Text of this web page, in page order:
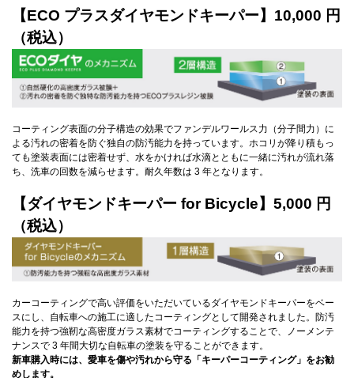
【ECO プラスダイヤモンドキーパー】10,000 円
（税込）
コーティング表面の分子構造の効果でファンデルワールス力（分子間力）に
よる汚れの密着を防ぐ独自の防汚能力を持っています。ホコリが降り積もっ
ても塗装表面には密着せず、水をかければ水滴とともに一緒に汚れが流れ落
ち、洗車の回数を減らせます。耐久年数は 3 年となります。
【ダイヤモンドキーパー for Bicycle】5,000 円
（税込）
カーコーティングで高い評価をいただいているダイヤモンドキーパーをベー
スにし、自転車への施工に適したコーティングとして開発されました。防汚
能力を持つ強靭な高密度ガラス素材でコーティングすることで、ノーメンテ
ナンスで 3 年間大切な自転車の塗装を守ることができます。
新車購入時には、愛車を傷や汚れから守る「キーパーコーティング」をお勧
めします。